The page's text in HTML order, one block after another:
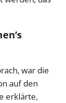
war die
auf den
erklärte,